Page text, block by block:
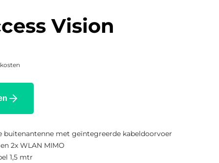
Vision
buitenantenne met geïntegreerde kabeldoorvoer
2x WLAN MIMO
1,5 mtr